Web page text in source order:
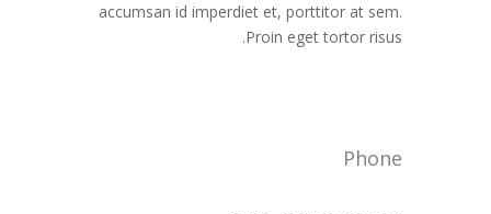
accumsan id imperdiet et, porttitor at sem.
Proin eget tortor risus.
Phone